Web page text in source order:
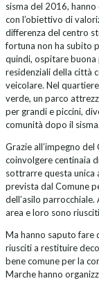
sisma del 2016,
con l’obiettivo di
differenza del centro
fortuna non ha subito
quindi, ospitare
residenziali della città
veicolare. Nel
verde, un parco
per grandi e piccini,
comunità dopo il sisma.
Grazie all’impegno
coinvolgere centinaia
sottrarre questa unica
prevista dal Comune
dell’asilo parrocchiale.
area e loro sono
Ma hanno saputo fare
riusciti a restituire
bene comune per la
Marche hanno